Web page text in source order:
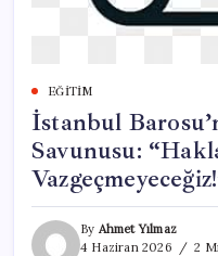
EĞITIM
İstanbul
Savunusu:
By Ahmet Yılmaz
4 Haziran 2026
2